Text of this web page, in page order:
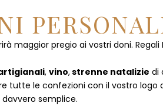
maggior pregio ai vostri doni.
, vino,strenne natalizie di
le confezioni con il vostro logo
semplice.